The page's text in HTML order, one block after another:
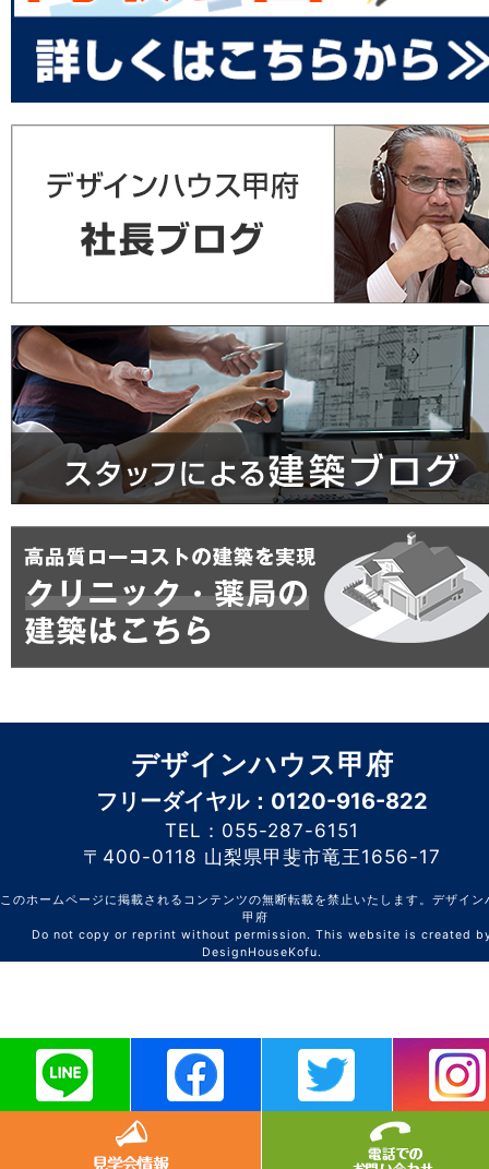
デザインハウス甲府
フリーダイヤル：0120-916-822
TEL：055-287-6151
〒400-0118 山梨県甲斐市竜王1656-17
このホームページに掲載されるコンテンツの無断転載を禁止いたします。デザイン
甲府
Do not copy or reprint without permission. This website is created
DesignHouseKofu.